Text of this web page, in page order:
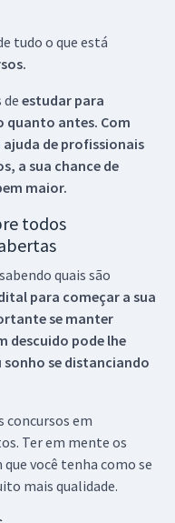
tudo o que está
de estudar para
quanto antes. Com
de profissionais
a sua chance de
maior.
todos
quais são
para começar a sua
se manter
descuido pode lhe
sonho se distanciando
concursos em
Ter em mente os
você tenha como se
mais qualidade.